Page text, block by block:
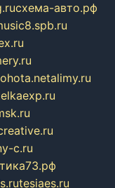
схема-авто.рф
alimy.ru
c.ru
tesiaes.ru